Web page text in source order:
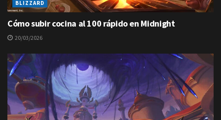
BLIZZARD
Cómo subir cocina al 100 rápido en Midnight
20/03/2026